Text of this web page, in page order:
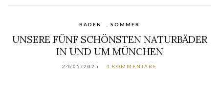
BADEN SOMMER
UNSERE FÜNF SCHÖNSTEN NATURBÄDER
IN UND UM MÜNCHEN
24/05/2025 4 KOMMENTARE